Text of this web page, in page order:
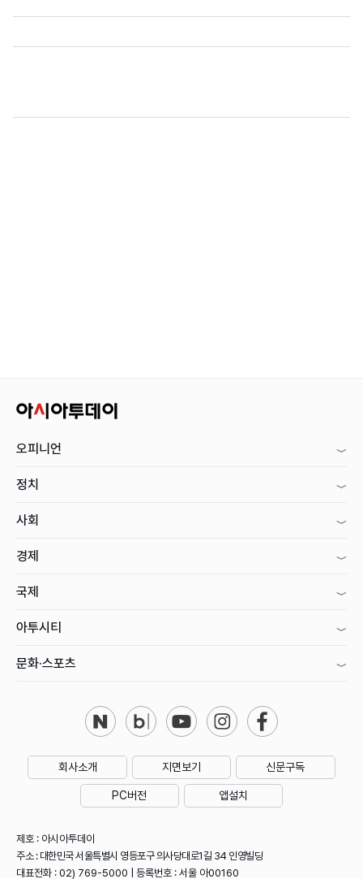
오피니언
정치
사회
경제
국제
아투시티
문화·스포츠
회사소개 지면보기 신문구독
PC버전 앱설치
제호 : 아시아투데이
주소 : 대한민국 서울특별시 영등포구 의사당대로1길 34 인영빌딩
대표전화 : 02) 769-5000 | 등록번호 : 서울 아00160